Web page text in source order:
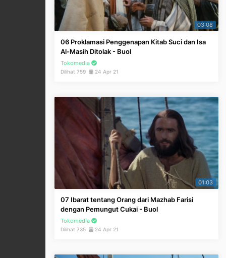
03:08
06 Proklamasi Penggenapan Kitab Suci dan Isa
Al-Masih Ditolak - Buol
Tokomedia
Dilihat 759 24 Apr 21
01:03
07 Ibarat tentang Orang dari Mazhab Farisi
dengan Pemungut Cukai - Buol
Tokomedia
Dilihat 735 24 Apr 21